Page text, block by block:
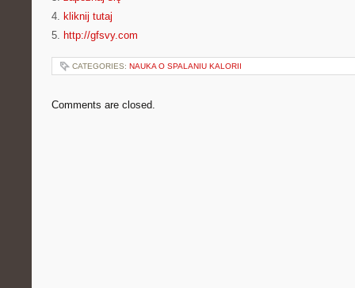
4. kliknij tutaj
5. http://gfsvy.com
CATEGORIES: NAUKA O SPALANIU KALORII
Comments are closed.